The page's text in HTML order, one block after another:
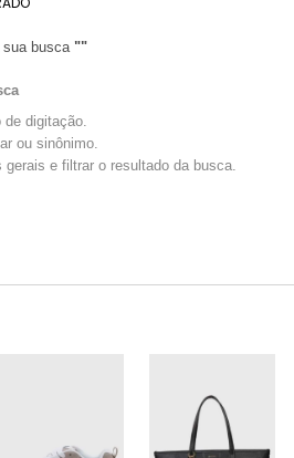
sua busca ""
de digitação.
ou sinônimo.
gerais e filtrar o resultado da busca.